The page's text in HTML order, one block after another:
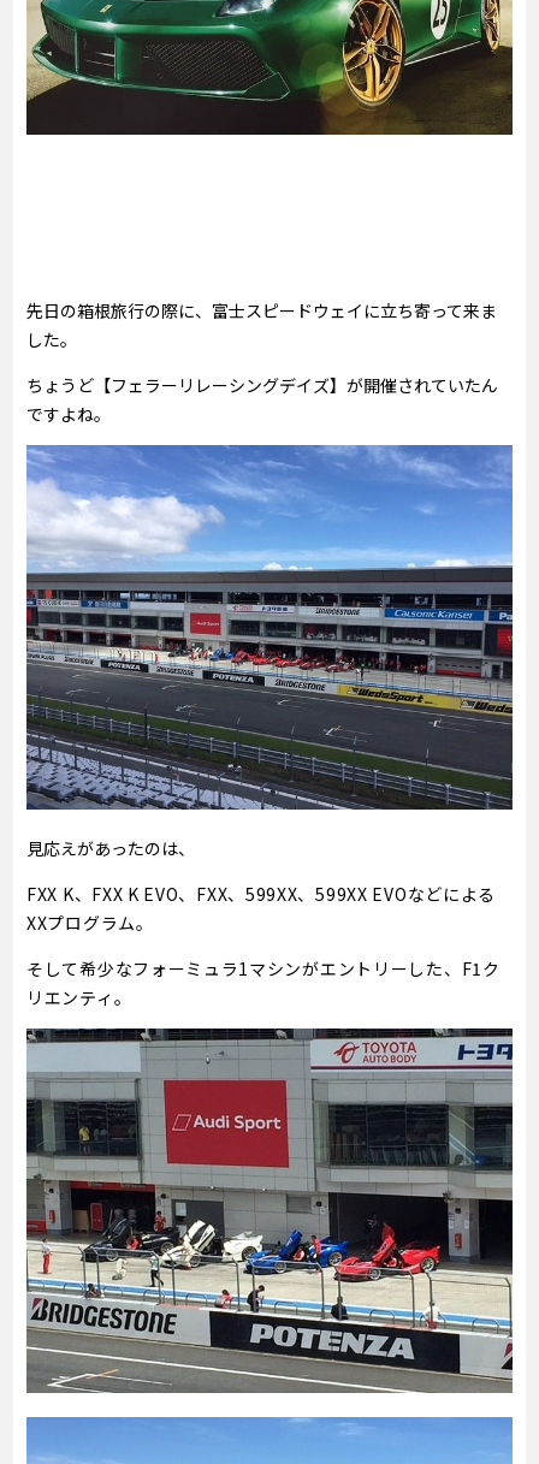
先日の箱根旅行の際に、富士スピードウェイに立ち寄って来ま
した。
ちょうど【フェラーリレーシングデイズ】が開催されていたん
ですよね。
見応えがあったのは、
FXX K、FXX K EVO、FXX、599XX、599XX EVOなどによる
XXプログラム。
そして希少なフォーミュラ1マシンがエントリーした、F1ク
リエンティ。